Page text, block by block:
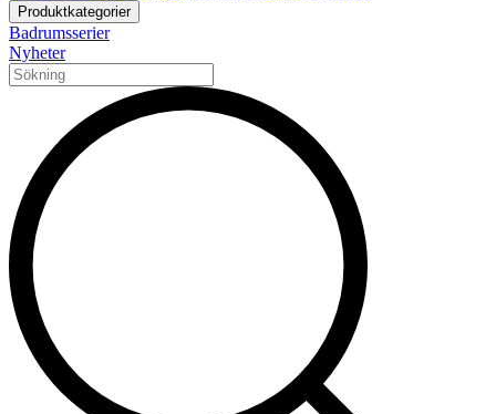
Produktkategorier
Badrumsserier
Nyheter